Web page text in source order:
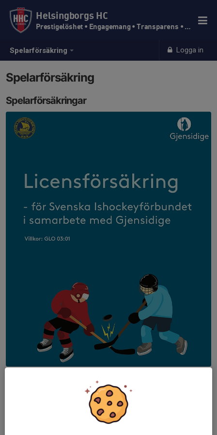
Spelarförsäkring Logga in
Helsingborgs HC
Prestigelöshet • Engagemang • Transparens • Trivsel
Spelarförsäkring
Spelarförsäkringar
Vid skada anmäls detta via länken nedan:
https://www.gjensidige.se/foretag/partners/ishockey